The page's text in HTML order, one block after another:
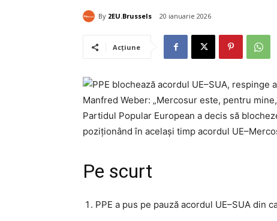
By 2EU.Brussels 20 ianuarie 2026
Acțiune
Manfred Weber: „Mercosur este, pentru
Partidul Popular European a decis să
poziționând în același timp acordul
Pe scurt
PPE a pus pe pauză acordul UE–SUA din